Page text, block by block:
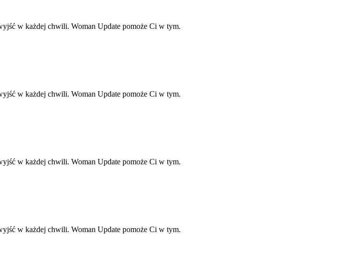
w każdej chwili. Woman Update pomoże Ci w tym.
w każdej chwili. Woman Update pomoże Ci w tym.
w każdej chwili. Woman Update pomoże Ci w tym.
w każdej chwili. Woman Update pomoże Ci w tym.